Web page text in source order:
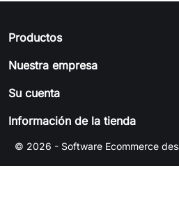
Productos
Nuestra empresa
Su cuenta
Información de la tienda
© 2026 - Software Ecommerce